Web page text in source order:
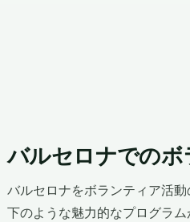
バルセロナでのボ
バルセロナをボランティア活
下のような魅力的なプログラム